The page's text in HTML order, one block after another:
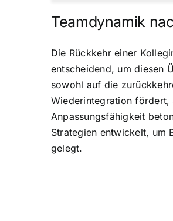
Teamdynamik
Die Rückkehr einer
entscheidend, um diesen
sowohl auf die
Wiederintegration fördert,
Anpassungsfähigkeit
Strategien entwickelt, um
gelegt.